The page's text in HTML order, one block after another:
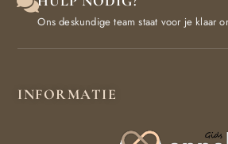
Ons deskundige team staat voor je klaar
INFORMATIE